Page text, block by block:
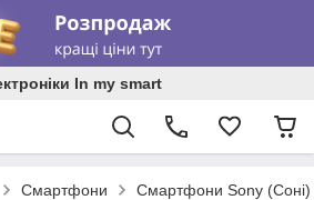
In my smart
Смартфони Смартфони Sony (Соні)